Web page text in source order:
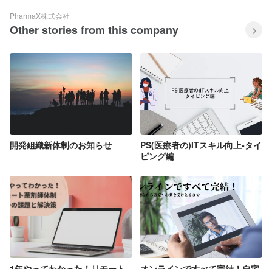
PharmaX株式会社
Other stories from this company
開発組織新体制のお知らせ
PS(医療者の)ITスキル向上-タイ
ピング編